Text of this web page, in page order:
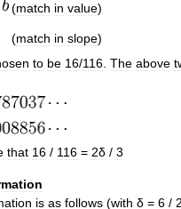
(match in value)
(match in slope)
to be 16/116 The above
that 16 / 116 = 2δ / 3
is as follows (with δ = 6 /